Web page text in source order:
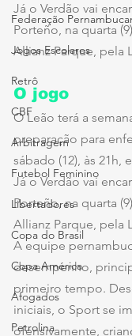
Federação
Jogos Escolares
Retrô
CBF
Arbitragem
Futebol Feminino
Libertadores
Copa do Brasil
Copa América
Afogados
Petrolina
Já o Verdão vai
Porteño, na quarta
Allianz Parque, pela
O jogo
O Leão terá a
preparação para
sábado (12), às 21h,
Já o Verdão vai
Porteño, na quarta
Allianz Parque, pela
A equipe
desempenho,
primeiro tempo.
iniciais, o Sport se
ofensivamente,